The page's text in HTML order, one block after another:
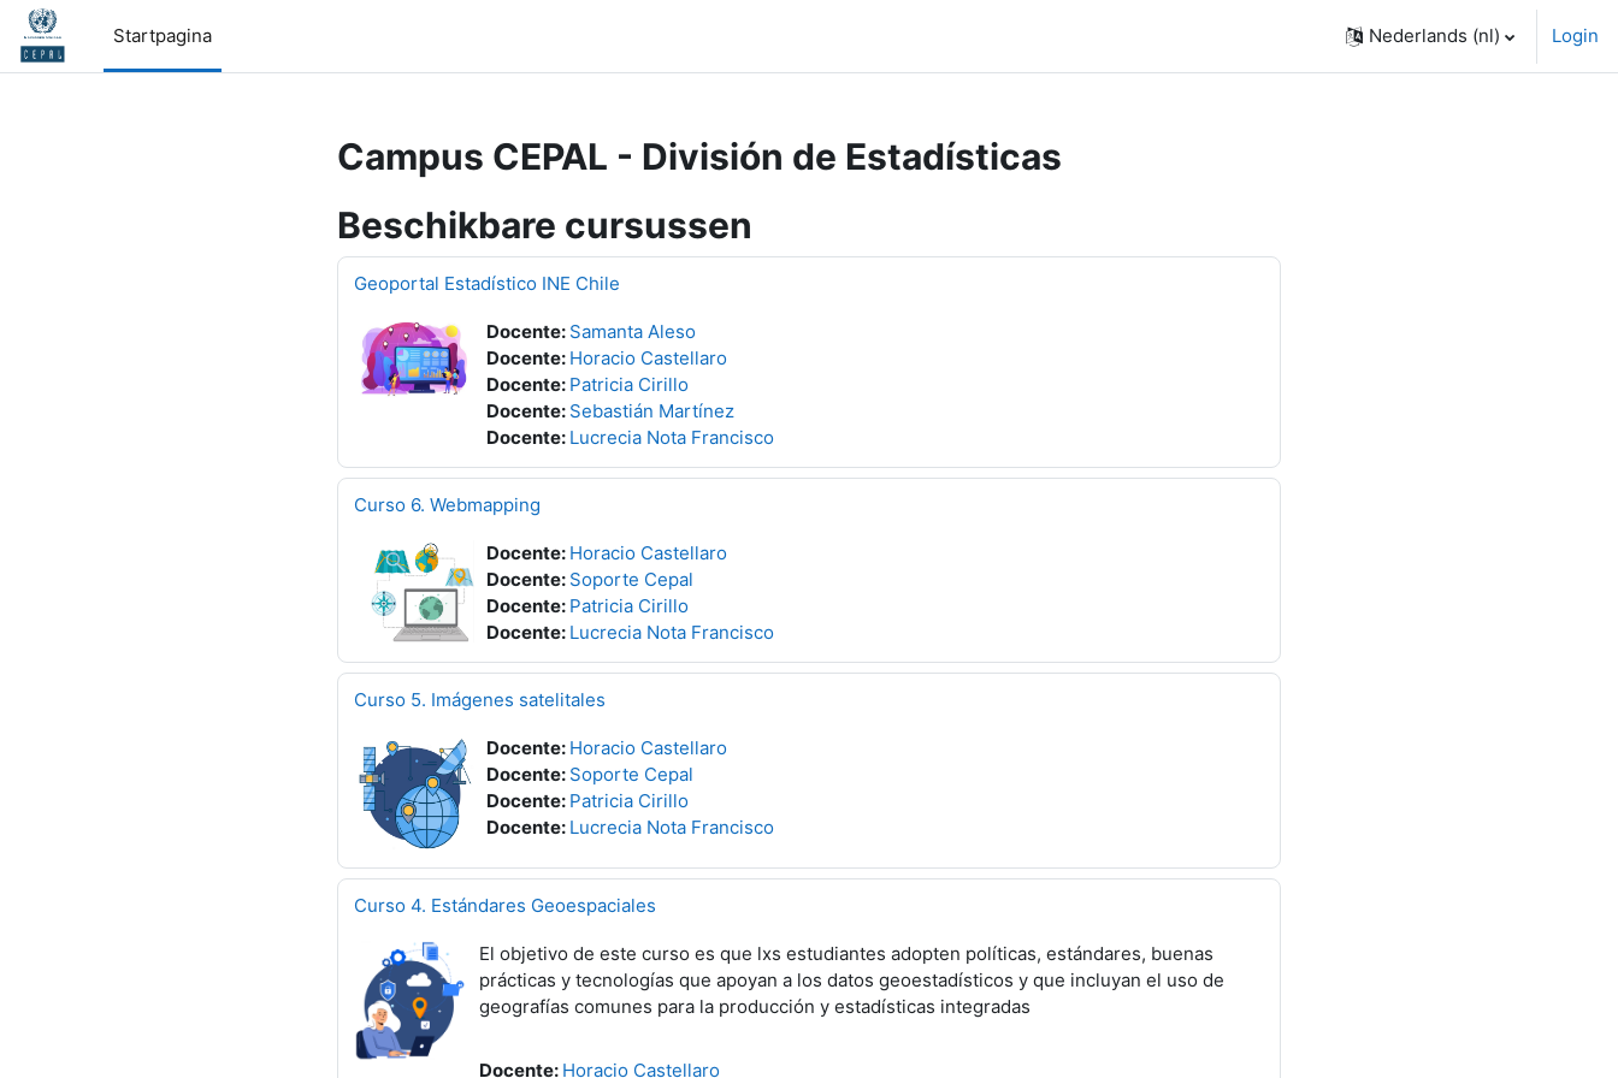
Ga naar hoofdinhoud
Startpagina
Nederlands ‎(nl)‎ Login
Campus CEPAL - División de Estadísticas
Beschikbare cursussen
Geoportal Estadístico INE Chile
Docente: Samanta Aleso
Docente: Horacio Castellaro
Docente: Patricia Cirillo
Docente: Sebastián Martínez
Docente: Lucrecia Nota Francisco
Curso 6. Webmapping
Docente: Horacio Castellaro
Docente: Soporte Cepal
Docente: Patricia Cirillo
Docente: Lucrecia Nota Francisco
Curso 5. Imágenes satelitales
Docente: Horacio Castellaro
Docente: Soporte Cepal
Docente: Patricia Cirillo
Docente: Lucrecia Nota Francisco
Curso 4. Estándares Geoespaciales
El objetivo de este curso es que lxs estudiantes adopten políticas, estándares, buenas
prácticas y tecnologías que apoyan a los datos geoestadísticos y que incluyan el uso de
geografías comunes para la producción y estadísticas integradas
Docente: Horacio Castellaro